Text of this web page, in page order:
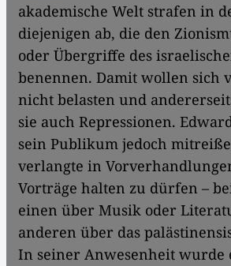
akademische Welt strafen in
diejenigen ab, die den
oder Übergriffe des
benennen. Damit wollen sich
nicht belasten und
sie auch Repressionen.
sein Publikum jedoch
verlangte in
Vorträge halten zu dürfen –
einen über Musik oder
anderen über das
In seiner Anwesenheit wurde